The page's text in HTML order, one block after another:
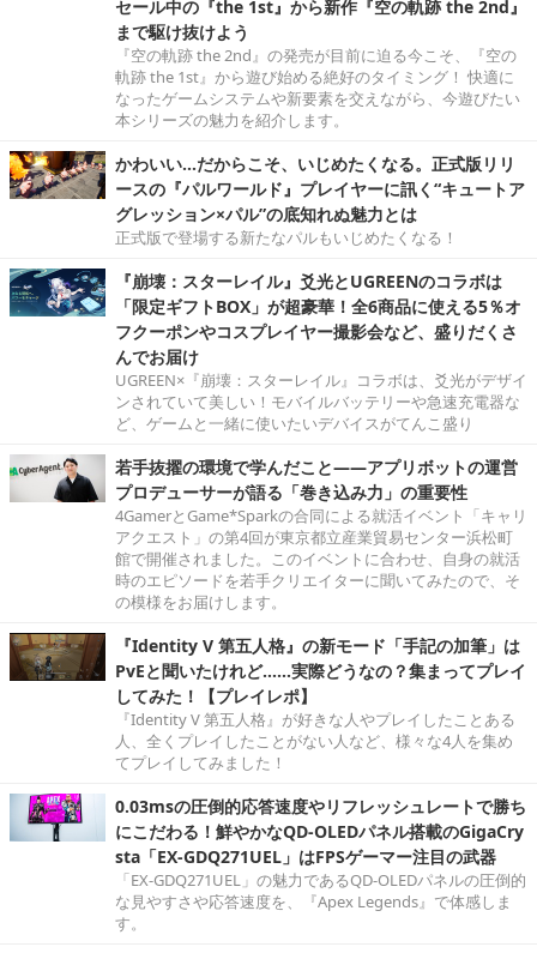
セール中の『the 1st』から新作『空の軌跡 the 2nd』
まで駆け抜けよう
『空の軌跡 the 2nd』の発売が目前に迫る今こそ、『空の
軌跡 the 1st』から遊び始める絶好のタイミング！ 快適に
なったゲームシステムや新要素を交えながら、今遊びたい
本シリーズの魅力を紹介します。
かわいい…だからこそ、いじめたくなる。正式版リリ
ースの『パルワールド』プレイヤーに訊く“キュートア
グレッション×パル”の底知れぬ魅力とは
正式版で登場する新たなパルもいじめたくなる！
『崩壊：スターレイル』爻光とUGREENのコラボは
「限定ギフトBOX」が超豪華！全6商品に使える5％オ
フクーポンやコスプレイヤー撮影会など、盛りだくさ
んでお届け
UGREEN×『崩壊：スターレイル』コラボは、爻光がデザイ
ンされていて美しい！モバイルバッテリーや急速充電器な
ど、ゲームと一緒に使いたいデバイスがてんこ盛り
若手抜擢の環境で学んだこと――アプリボットの運営
プロデューサーが語る「巻き込み力」の重要性
4GamerとGame*Sparkの合同による就活イベント「キャリ
アクエスト」の第4回が東京都立産業貿易センター浜松町
館で開催されました。このイベントに合わせ、自身の就活
時のエピソードを若手クリエイターに聞いてみたので、そ
の模様をお届けします。
『Identity V 第五人格』の新モード「手記の加筆」は
PvEと聞いたけれど……実際どうなの？集まってプレイ
してみた！【プレイレポ】
『Identity V 第五人格』が好きな人やプレイしたことある
人、全くプレイしたことがない人など、様々な4人を集め
てプレイしてみました！
0.03msの圧倒的応答速度やリフレッシュレートで勝ち
にこだわる！鮮やかなQD-OLEDパネル搭載のGigaCry
sta「EX-GDQ271UEL」はFPSゲーマー注目の武器
「EX-GDQ271UEL」の魅力であるQD-OLEDパネルの圧倒的
な見やすさや応答速度を、『Apex Legends』で体感しま
す。